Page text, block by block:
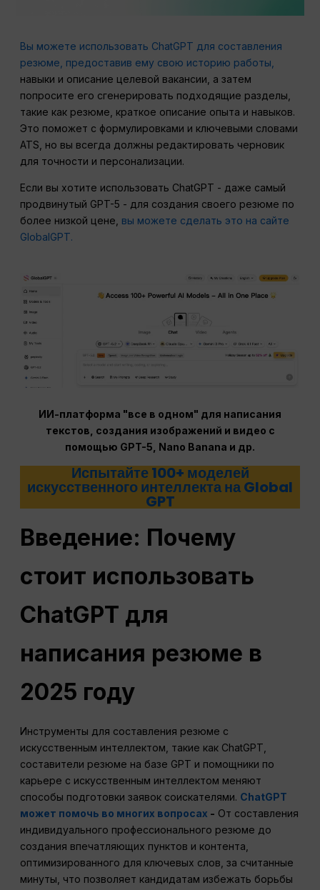
Вы можете использовать ChatGPT для составления
резюме, предоставив ему свою историю работы,
навыки и описание целевой вакансии, а затем
попросите его сгенерировать подходящие разделы,
такие как резюме, краткое описание опыта и навыков.
Это поможет с формулировками и ключевыми словами
ATS, но вы всегда должны редактировать черновик
для точности и персонализации.
Если вы хотите использовать ChatGPT - даже самый
продвинутый GPT-5 - для создания своего резюме по
более низкой цене, вы можете сделать это на сайте
GlobalGPT.
ИИ-платформа "все в одном" для написания
текстов, создания изображений и видео с
помощью GPT-5, Nano Banana и др.
Испытайте 100+ моделей
искусственного интеллекта на Global
GPT
Введение: Почему
стоит использовать
ChatGPT для
написания резюме в
2025 году
Инструменты для составления резюме с
искусственным интеллектом, такие как ChatGPT,
составители резюме на базе GPT и помощники по
карьере с искусственным интеллектом меняют
способы подготовки заявок соискателями. ChatGPT
может помочь во многих вопросах - От составления
индивидуального профессионального резюме до
создания впечатляющих пунктов и контента,
оптимизированного для ключевых слов, за считанные
минуты, что позволяет кандидатам избежать борьбы